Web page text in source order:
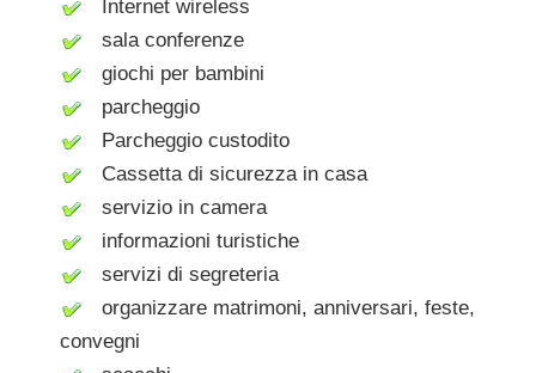
Internet wireless
sala conferenze
giochi per bambini
parcheggio
Parcheggio custodito
Cassetta di sicurezza in casa
servizio in camera
informazioni turistiche
servizi di segreteria
organizzare matrimoni, anniversari, feste,
convegni